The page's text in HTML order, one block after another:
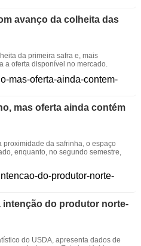
avanço da colheita das
da primeira safra e, mais
a oferta disponível no mercado.
mas oferta ainda contém
da safrinha, o espaço
enquanto, no segundo semestre,
intenção do produtor norte-
do USDA, apresenta dados de